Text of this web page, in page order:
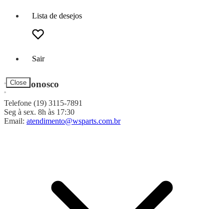
Lista de desejos
Sair
Close
Fale Conosco
Telefone (19) 3115-7891
Seg à sex. 8h às 17:30
Email: atendimento@wsparts.com.br